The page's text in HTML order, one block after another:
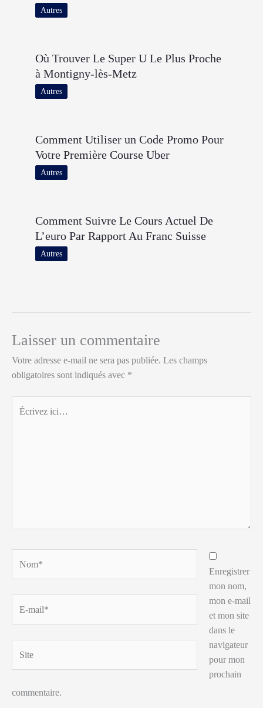
Autres
Où Trouver Le Super U Le Plus Proche
à Montigny-lès-Metz
Autres
Comment Utiliser un Code Promo Pour
Votre Première Course Uber
Autres
Comment Suivre Le Cours Actuel De
L’euro Par Rapport Au Franc Suisse
Autres
Laisser un commentaire
Votre adresse e-mail ne sera pas publiée. Les champs
obligatoires sont indiqués avec *
ici…
mail*
Enregistrer
mon nom,
mon e-mail
et mon site
dans le
navigateur
pour mon
prochain
commentaire.